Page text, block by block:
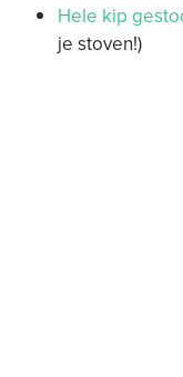
Hele kip
je stoven!)